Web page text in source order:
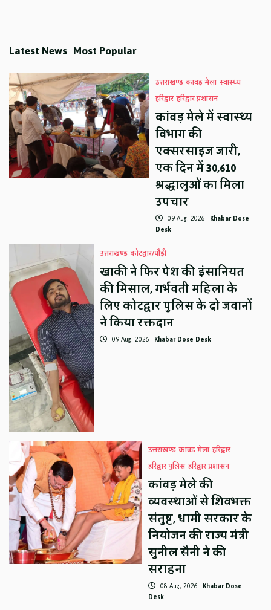
Latest News Most Popular
उत्तराखण्ड कावड़ मेला स्वास्थ्य
हरिद्वार हरिद्वार प्रशासन
कांवड़ मेले में स्वास्थ्य
विभाग की
एक्सरसाइज जारी,
एक दिन में 30,610
श्रद्धालुओं का मिला
उपचार
09 Aug, 2026 Khabar Dose
Desk
उत्तराखण्ड कोटद्वार/पौड़ी
खाकी ने फिर पेश की इंसानियत
की मिसाल, गर्भवती महिला के
लिए कोटद्वार पुलिस के दो जवानों
ने किया रक्तदान
09 Aug, 2026 Khabar Dose Desk
उत्तराखण्ड कावड़ मेला हरिद्वार
हरिद्वार पुलिस हरिद्वार प्रशासन
कांवड़ मेले की
व्यवस्थाओं से शिवभक्त
संतुष्ट, धामी सरकार के
नियोजन की राज्य मंत्री
सुनील सैनी ने की
सराहना
08 Aug, 2026 Khabar Dose
Desk